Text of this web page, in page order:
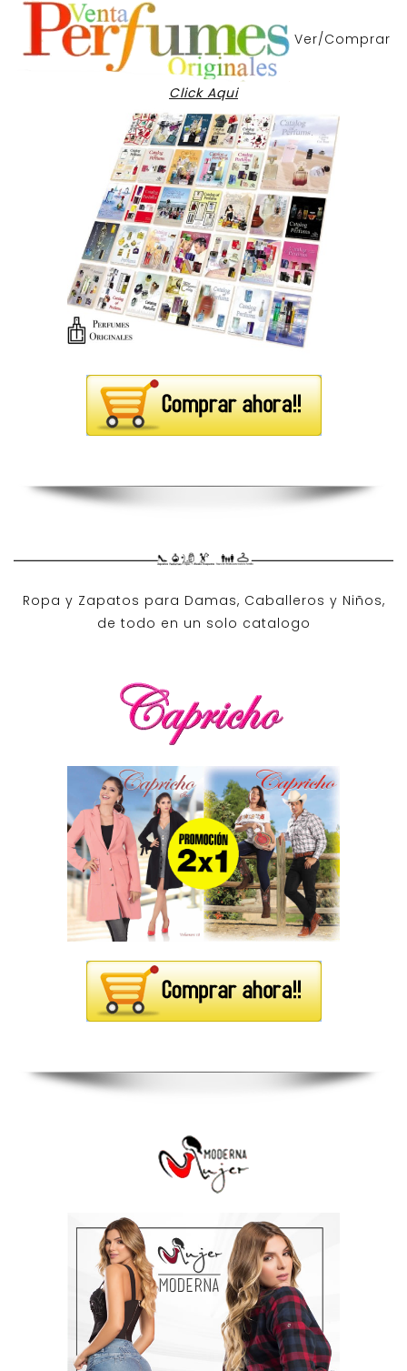
Ver/Comprar
Click Aqui
Ropa y Zapatos para Damas, Caballeros y Niños,
de todo en un solo catalogo